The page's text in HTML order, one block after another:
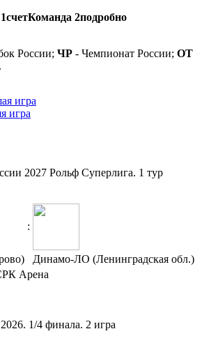
счетКоманда 2подробно
России; ЧР - Чемпионат России; ОТ
игра
игра
2027 Рольф Суперлига. 1 тур
:
Динамо-ЛО (Ленинградская обл.)
Арена
1/4 финала. 2 игра